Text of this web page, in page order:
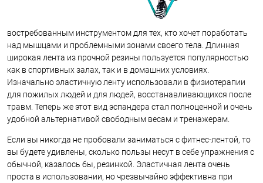
востребованным инструментом для тех, кто хочет поработать
над мышцами и проблемными зонами своего тела. Длинная
широкая лента из прочной резины пользуется популярностью
как в спортивных залах, так и в домашних условиях.
Изначально эластичную ленту использовали в физиотерапии
для пожилых людей и для людей, восстанавливающихся после
травм. Теперь же этот вид эспандера стал полноценной и очень
удобной альтернативой свободным весам и тренажерам.
Если вы никогда не пробовали заниматься с фитнес-лентой, то
вы будете удивлены, сколько пользы несут в себе упражнения с
обычной, казалось бы, резинкой. Эластичная лента очень
проста в использовании, но чрезвычайно эффективна при